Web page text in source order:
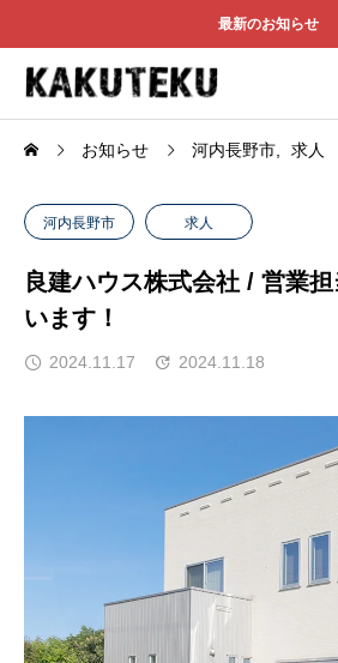
最新のお知らせ
お知らせ 河内長野市 求人
河内長野市 求人
良建ハウス株式会社 / 営業
います！
2024.11.17 2024.11.18